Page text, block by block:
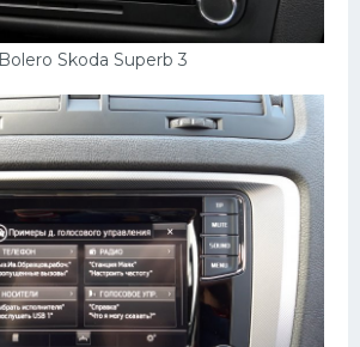
Bolero Skoda Superb 3